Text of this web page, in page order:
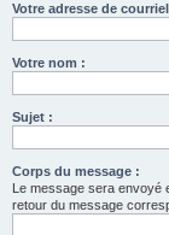
Votre adresse de
Votre nom :
Sujet :
Corps du message :
Le message sera envoyé
retour du message